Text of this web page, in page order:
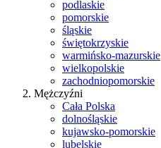
podlaskie
pomorskie
śląskie
świętokrzyskie
warmińsko-mazurskie
wielkopolskie
zachodniopomorskie
Mężczyźni
Cała Polska
dolnośląskie
kujawsko-pomorskie
lubelskie